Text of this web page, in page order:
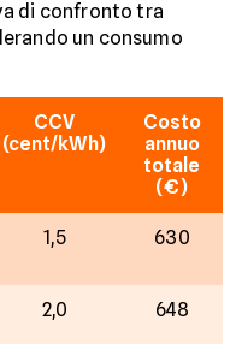
di confronto tra
un consumo
CCV
(cent/kWh)
Costo
annuo
totale
(€)
1,5 630
2,0 648